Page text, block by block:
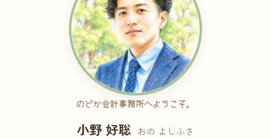
のどか会計事務所へようこそ。
小野 好聡 おの よしふさ